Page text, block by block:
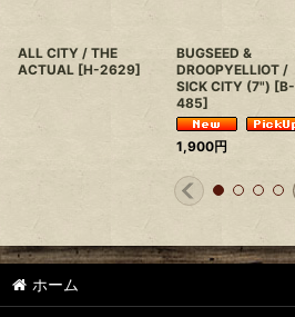
ALL CITY / THE
ACTUAL [H-2629]
BUGSEED &
DROOPYELLIOT /
SICK CITY (7") [B-
485]
1,900円
ホーム